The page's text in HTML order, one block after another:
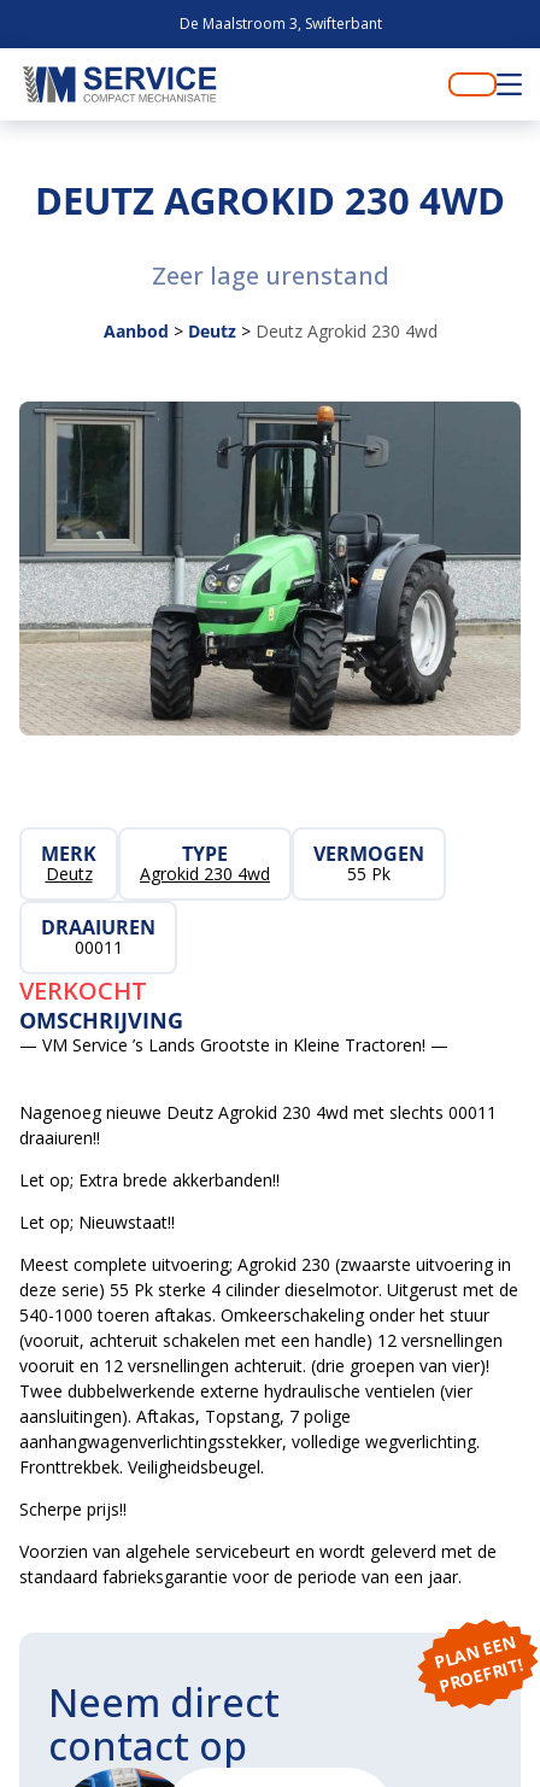
De Maalstroom 3, Swifterbant
DEUTZ AGROKID 230 4WD
Zeer lage urenstand
Aanbod > Deutz> Deutz Agrokid 230 4wd
MERK
Deutz
TYPE
Agrokid 230 4wd
VERMOGEN
55 Pk
DRAAIUREN
00011
VERKOCHT
OMSCHRIJVING
— VM Service ’s Lands Grootste in Kleine Tractoren! —
Nagenoeg nieuwe Deutz Agrokid 230 4wd met slechts 00011
draaiuren!!
Let op; Extra brede akkerbanden!!
Let op; Nieuwstaat!!
Meest complete uitvoering; Agrokid 230 (zwaarste uitvoering in
deze serie) 55 Pk sterke 4 cilinder dieselmotor. Uitgerust met de
540-1000 toeren aftakas. Omkeerschakeling onder het stuur
(vooruit, achteruit schakelen met een handle) 12 versnellingen
vooruit en 12 versnellingen achteruit. (drie groepen van vier)!
Twee dubbelwerkende externe hydraulische ventielen (vier
aansluitingen). Aftakas, Topstang, 7 polige
aanhangwagenverlichtingsstekker, volledige wegverlichting.
Fronttrekbek. Veiligheidsbeugel.
Scherpe prijs!!
Voorzien van algehele servicebeurt en wordt geleverd met de
standaard fabrieksgarantie voor de periode van een jaar.
P
L
A
N
E
E
N
P
R
O
E
F
RI
T!
Neem direct
contact op